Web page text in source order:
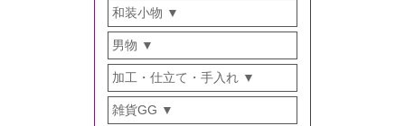
和装小物
男物
加工・仕立て・手入れ
雑貨GG